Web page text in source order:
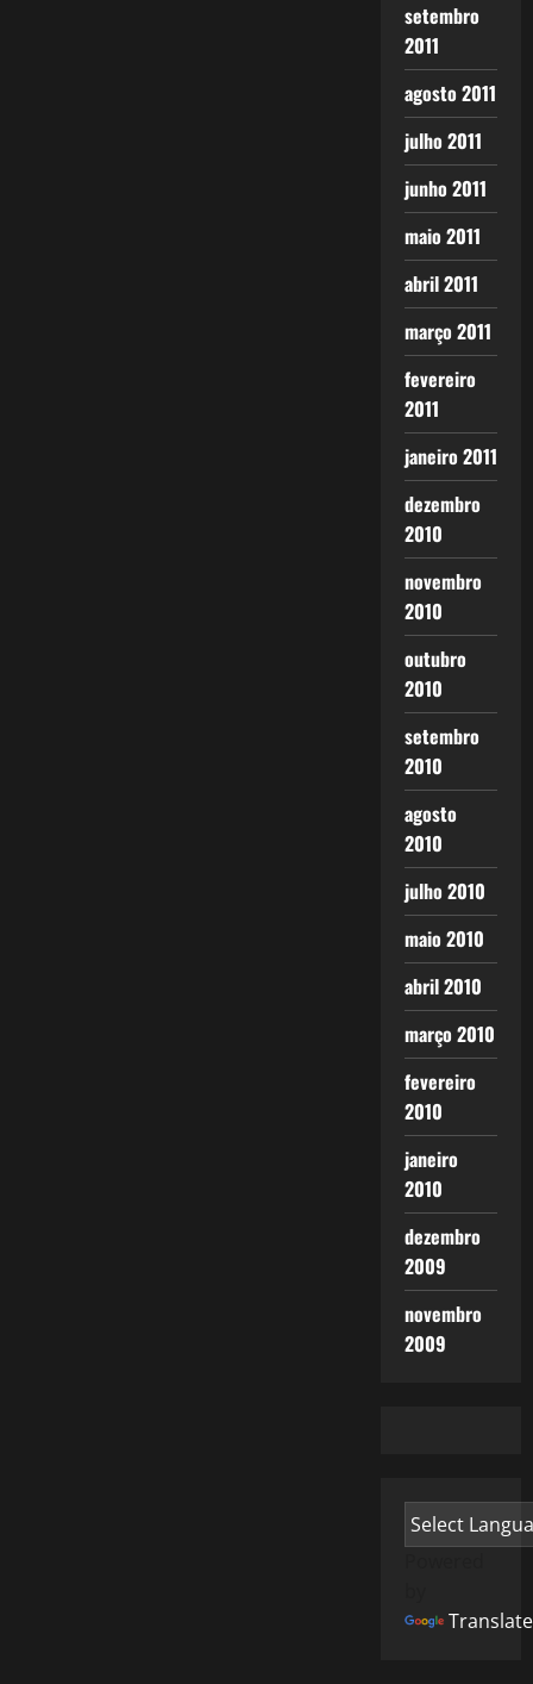
setembro
2011
agosto 2011
julho 2011
junho 2011
maio 2011
abril 2011
março 2011
fevereiro
2011
janeiro 2011
dezembro
2010
novembro
2010
outubro
2010
setembro
2010
agosto
2010
julho 2010
maio 2010
abril 2010
março 2010
fevereiro
2010
janeiro
2010
dezembro
2009
novembro
2009
Translate